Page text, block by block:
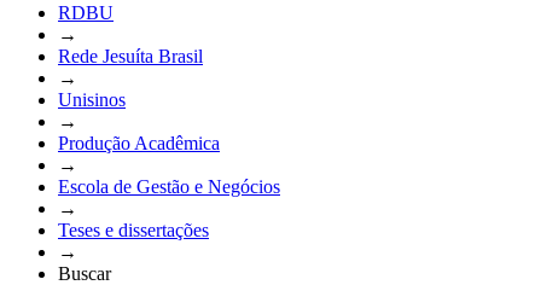
RDBU
→
Rede Jesuíta Brasil
→
Unisinos
→
Produção Acadêmica
→
Escola de Gestão e Negócios
→
Teses e dissertações
→
Buscar